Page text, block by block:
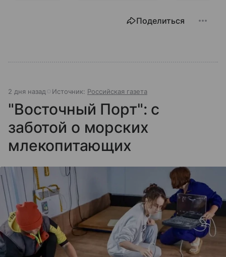
Поделиться
2 дня назад Источник: Российская газета
"Восточный Порт": с
заботой о морских
млекопитающих